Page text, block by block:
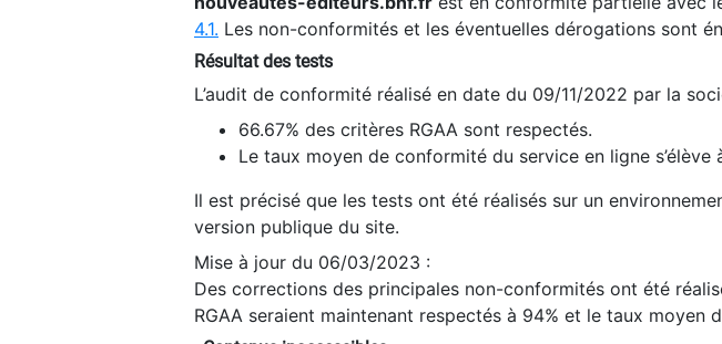
4.1. Les non-conformités et les éventuelles dérogations sont
Résultat des tests
L’audit de conformité réalisé en date du 09/11/2022 par la
66.67% des critères RGAA sont respectés.
Le taux moyen de conformité du service en ligne
Il est précisé que les tests ont été réalisés sur un
version publique du site.
Mise à jour du 06/03/2023 :
Des corrections des principales non-conformités ont été
RGAA seraient maintenant respectés à 94% et le taux moyen